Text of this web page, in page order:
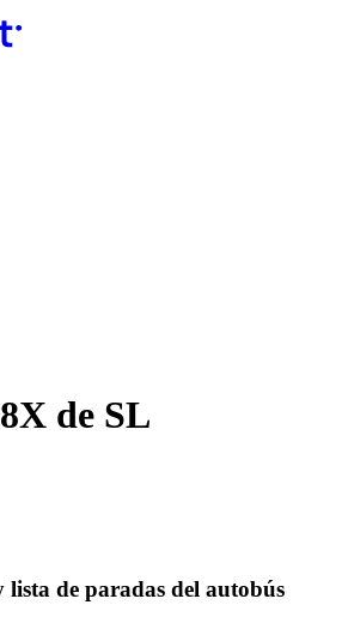
de SL
lista de paradas del autobús